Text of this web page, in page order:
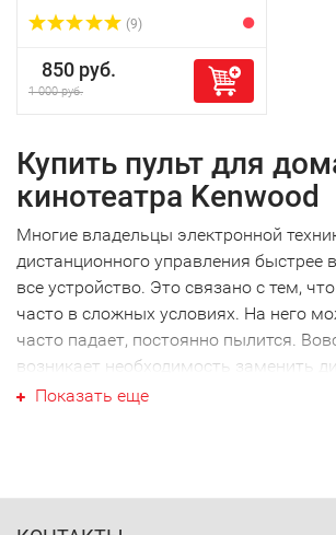
(9)
850 руб.
1 000 руб.
Купить пульт для
кинотеатра Kenwood
Многие владельцы электронной
дистанционного управления быстрее
все устройство. Это связано с тем,
часто в сложных условиях. На него
часто падает, постоянно пылится.
возникает необходимость заменить
Ваш пульт для
Показать еще